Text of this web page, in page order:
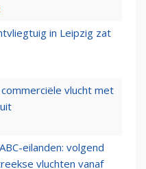
in Leipzig zat
vlucht met
eilanden: volgend
vluchten vanaf